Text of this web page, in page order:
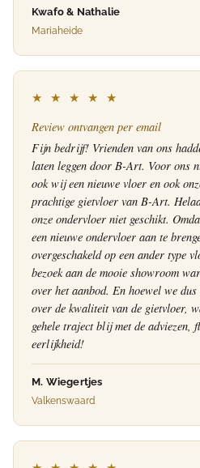
Kwafo & Nathalie
Mariaheide
★ ★ ★ ★ ★
Review ontvangen per email
Fijn bedrijf! Vrienden van ons
laten leggen door B-Art. Voor ons
ook wij een nieuwe vloer en ook
prachtige gietvloer van B-Art.
onze ondervloer niet geschikt.
een nieuwe ondervloer aan te
overgeschakeld op een ander type
bezoek aan de mooie showroom
over het aanbod. En hoewel we dus
over de kwaliteit van de gietvloer,
gehele traject blij met de adviezen,
eerlijkheid!
M. Wiegertjes
Valkenswaard